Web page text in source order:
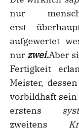
nur
erst
aufgewertet
nur zwei.Aber
Fertigkeit
Meister,
vorbildhaft
erstens
zweitens